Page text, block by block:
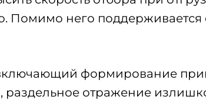
Помимо него поддерживается
формирование
раздельное отражение